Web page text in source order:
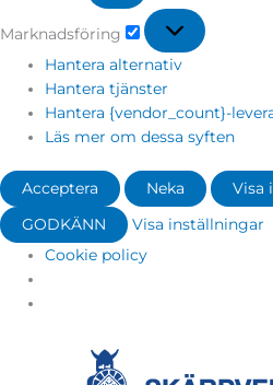
Marknadsföring
Hantera alternativ
Hantera tjänster
Hantera {vendor_count}-
Läs mer om dessa syften
Acceptera Neka Visa
GODKÄNN
Visa inställningar
Cookie policy